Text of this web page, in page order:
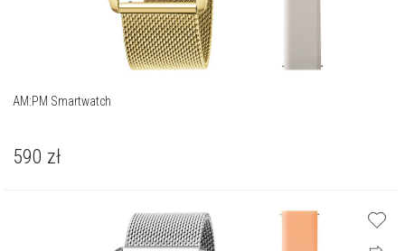
AM:PM Smartwatch
590 zł